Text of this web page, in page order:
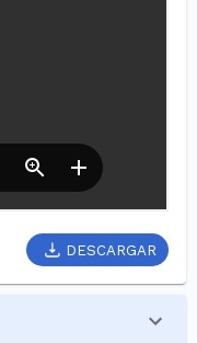
DESCARGAR